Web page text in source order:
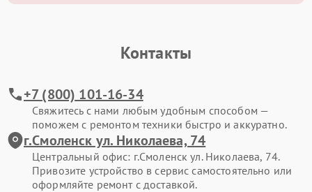
Контакты
+7 (800) 101-16-34
Свяжитесь с нами любым удобным способом —
поможем с ремонтом техники быстро и аккуратно.
г.Смоленск ул. Николаева, 74
Центральный офис: г.Смоленск ул. Николаева, 74.
Привозите устройство в сервис самостоятельно или
оформляйте ремонт с доставкой.